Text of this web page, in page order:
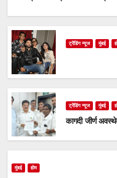
ट्रेंडिंग न्यूज मुंबई
ट्रेंडिंग न्यूज मुंबई
कागदी जीर्ण
मुंबई होम